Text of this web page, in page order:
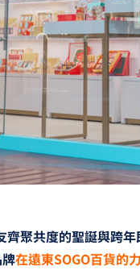
齊聚共度的聖誕與跨
在遠東SOGO百貨的